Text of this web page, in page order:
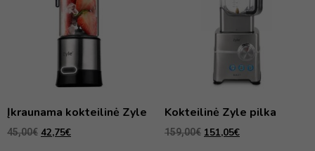
Įkraunama kokteilinė Zyle
45,00€ 42,75€
Kokteilinė Zyle pilka
159,00€ 151,05€